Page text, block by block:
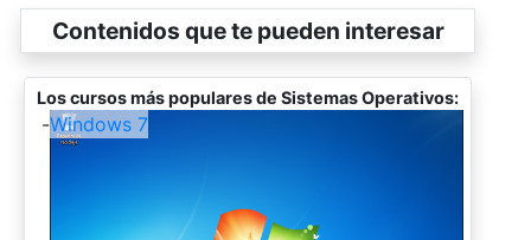
Contenidos que te pueden interesar
Los cursos más populares de Sistemas Operativos:
-Windows 7